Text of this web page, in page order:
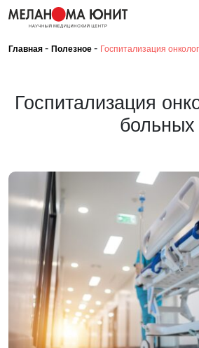
Главная - Полезное - Госпитализация
Госпитализация
больных